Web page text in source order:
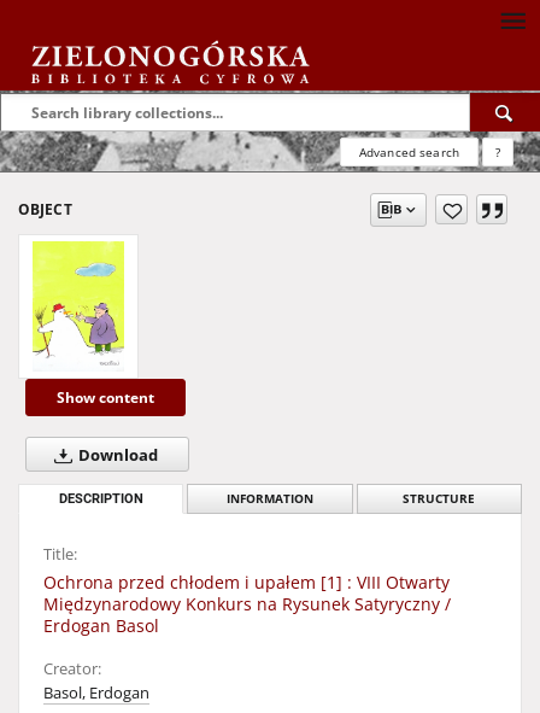
Advanced search ?
OBJECT
Show content
Download
DESCRIPTION INFORMATION STRUCTURE
Title:
Ochrona przed chłodem i upałem [1] : VIII Otwarty
Międzynarodowy Konkurs na Rysunek Satyryczny /
Erdogan Basol
Creator:
Basol, Erdogan